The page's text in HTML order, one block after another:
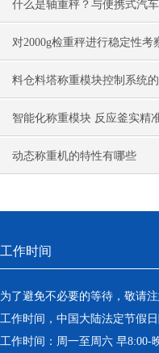
料仓料塔称重模块控制系统
动态称重机的特性有哪些
工作时间
为了避免不必要的等待，敬请
工作时间，中国大陆法定节假日
工作时间：周一至周六 早8:00-